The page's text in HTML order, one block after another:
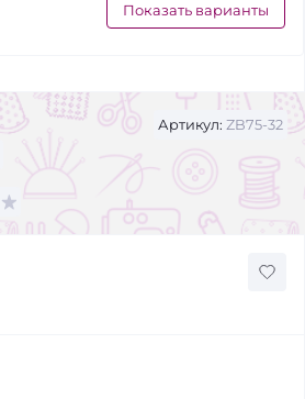
Показать варианты
Артикул: ZB75-32